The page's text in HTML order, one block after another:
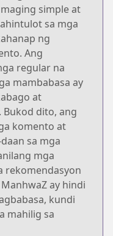
simple at
sa mga
ng
Ang
regular na
mambabasa ay
at
Bukod dito, ang
komento at
sa mga
mga
rekomendasyon
ay hindi
kundi
mahilig sa